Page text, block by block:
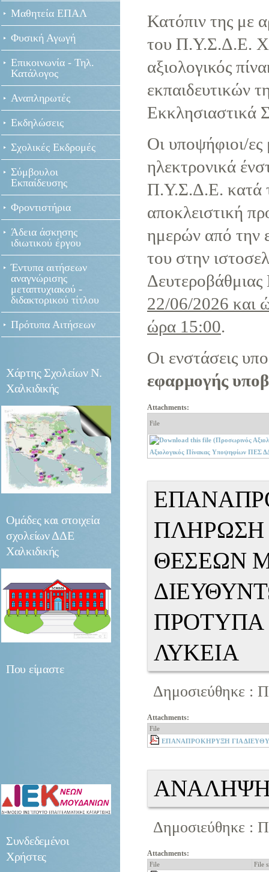
Μαθητεία ΕΠΑΛ
Φυσική Αγωγή
Επικοινωνία - Τηλ.
Κατάλογος
Αναπληρωτές
Εκδηλώσεις
Σχολικές Εκδρομές
Σύμβουλοι
Εκπαίδευσης
Φροντιστήρια
Άδεια άσκησης
ιδιωτικού έργου
Έντυπα αιτήσεων
αναγνώρισης
μεταπτυχιακού -
διδακτορικού τίτλου
Πρότυπα Αιτήσεων
ΧάρτηςΣχολείων Ν.
Χαλκιδικής
Ομάδεςκαι στοιχεία
σχολείων ΔΔΕ
Χαλκιδικής
Που είμαστε
Συνδεδεμένοι
Χρήστες
Κατόπιν της με
του Π.Υ.Σ.Δ.Ε.
αξιολογικός
εκπαιδευτικών
Εκκλησιαστικά
Οι υποψήφιοι/
ηλεκτρονικά
Π.Υ.Σ.Δ.Ε. κατά
αποκλειστική
ημερών από την
του στην
22/06/2026 και
ώρα 15:00.
Οι ενστάσεις
εφαρμογής
Attachments:
File
Αξιολογικός Πίνακας Υποψηφίων
ΘΕΣΕΩΝ
ΠΡΟΤΥΠΑ
ΛΥΚΕΙΑ
Δημοσιεύθηκε :
Attachments:
File
ΕΠΑΝΑΠΡΟΚΗΡΥΞΗ ΓΙΑ
ΑΝΑΛΗΨΗ
Δημοσιεύθηκε :
Attachments:
File
File